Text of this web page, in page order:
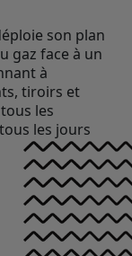
son plan
gaz face à un
à
tiroirs et
les
les jours